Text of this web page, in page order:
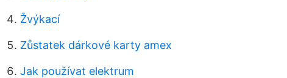
Žvýkací
Zůstatek dárkové karty amex
Jak používat elektrum